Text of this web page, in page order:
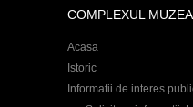
COMPLEXUL
Acasa
Istoric
Informatii de interes